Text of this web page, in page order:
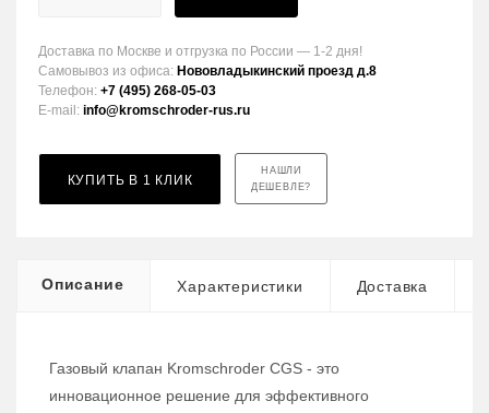
Доставка по Москве и отгрузка по России — 1-2 дня!
Самовывоз из офиса: Нововладыкинский проезд д.8
Телефон: +7 (495) 268-05-03
E-mail: info@kromschroder-rus.ru
КУПИТЬ В 1 КЛИК
НАШЛИ
ДЕШЕВЛЕ?
Описание Характеристики Доставка
Газовый клапан Kromschroder CGS - это
инновационное решение для эффективного